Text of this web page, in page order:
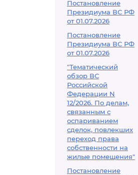
Постановление
Президиума ВС РФ
от 01.07.2026
Постановление
Президиума ВС РФ
от 01.07.2026
"Тематический
обзор ВС
Российской
Федерации N
12/2026. По делам,
связанным с
оспариванием
сделок, повлекших
переход права
собственности на
жилые помещения"
Постановление